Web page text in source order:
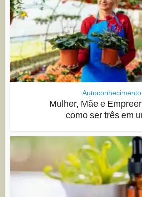
Autoconhecimento
Mulher, Mãe e
como ser três em